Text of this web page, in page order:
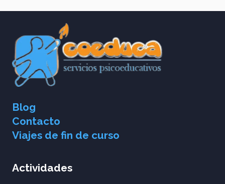
Blog
Contacto
Viajes de fin de curso
Actividades